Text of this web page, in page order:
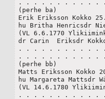
. . . . . . . . . . .
(perhe ba)
Erik Eriksson Kokko
hu Britha Henricsdr
(VL 6.6.1770
dr Carin  Eriksdr
. . . . . . . . . . .
. . . . . . . . . . .
(perhe bb)
Matts Eriksson Kokko
hu Margareta Mattsdr
(VL 14.6.1780
. . . . . . . . . . .